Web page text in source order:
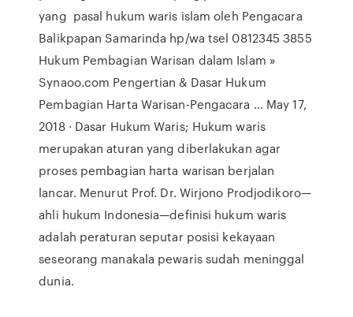
yang pasal hukum waris islam oleh Pengacara
Balikpapan Samarinda hp/wa tsel 0812345 3855
Hukum Pembagian Warisan dalam Islam »
Synaoo.com Pengertian & Dasar Hukum
Pembagian Harta Warisan-Pengacara ... May 17,
2018 · Dasar Hukum Waris; Hukum waris
merupakan aturan yang diberlakukan agar
proses pembagian harta warisan berjalan
lancar. Menurut Prof. Dr. Wirjono Prodjodikoro—
ahli hukum Indonesia—definisi hukum waris
adalah peraturan seputar posisi kekayaan
seseorang manakala pewaris sudah meninggal
dunia.